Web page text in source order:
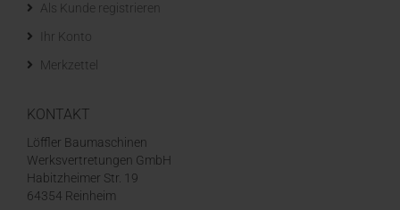
Als Kunde registrieren
Ihr Konto
Merkzettel
KONTAKT
Löffler Baumaschinen
Werksvertretungen GmbH
Habitzheimer Str. 19
64354 Reinheim